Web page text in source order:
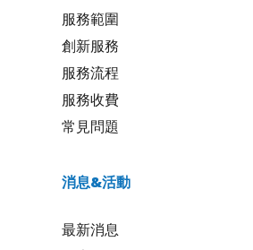
服務範圍
創新服務
服務流程
服務收費
常見問題
消息&活動
最新消息